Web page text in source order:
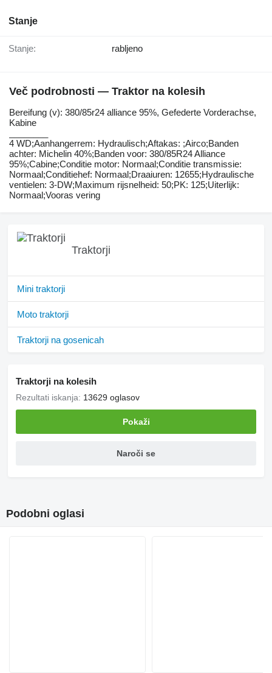
Stanje
Stanje: rabljeno
Več podrobnosti — Traktor na kolesih
Bereifung ​​​​​​​​​‌‌​​​​‌​​​​​​​​​‌‌‌​‌​‌​​​​​​​​​‌‌‌​‌​​​​​​​​​​​‌‌​‌‌‌‌​​​​​​​​​‌‌​‌‌​​​​​​​​​​​‌‌​‌​​‌​​​​​​​​​‌‌​‌‌‌​​​​​​​​​​‌‌​​‌​‌(v): 380/85r24 alliance 95%, Gefederte Vorderachse,
Kabine
4 WD;Aanhangerrem: Hydraulisch;Aftakas: ;Airco;Banden
achter: Michelin 40%;Banden voor: 380/85R24 Alliance
95%;Cabine;Conditie motor: Normaal;Conditie transmissie:
Normaal;Conditiehef: Normaal;Draaiuren: 12655;Hydraulische
ventielen: 3-DW;Maximum rijsnelheid: 50;PK: 125;Uiterlijk:
Normaal;Vooras vering
Traktorji
Mini traktorji
Moto traktorji
Traktorji na gosenicah
Traktorji na kolesih
Rezultati iskanja: 13629 oglasov
Pokaži
Naroči se
Podobni oglasi